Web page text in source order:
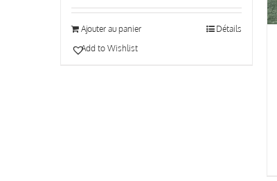
Ajouter au panier
Détails
Add to Wishlist